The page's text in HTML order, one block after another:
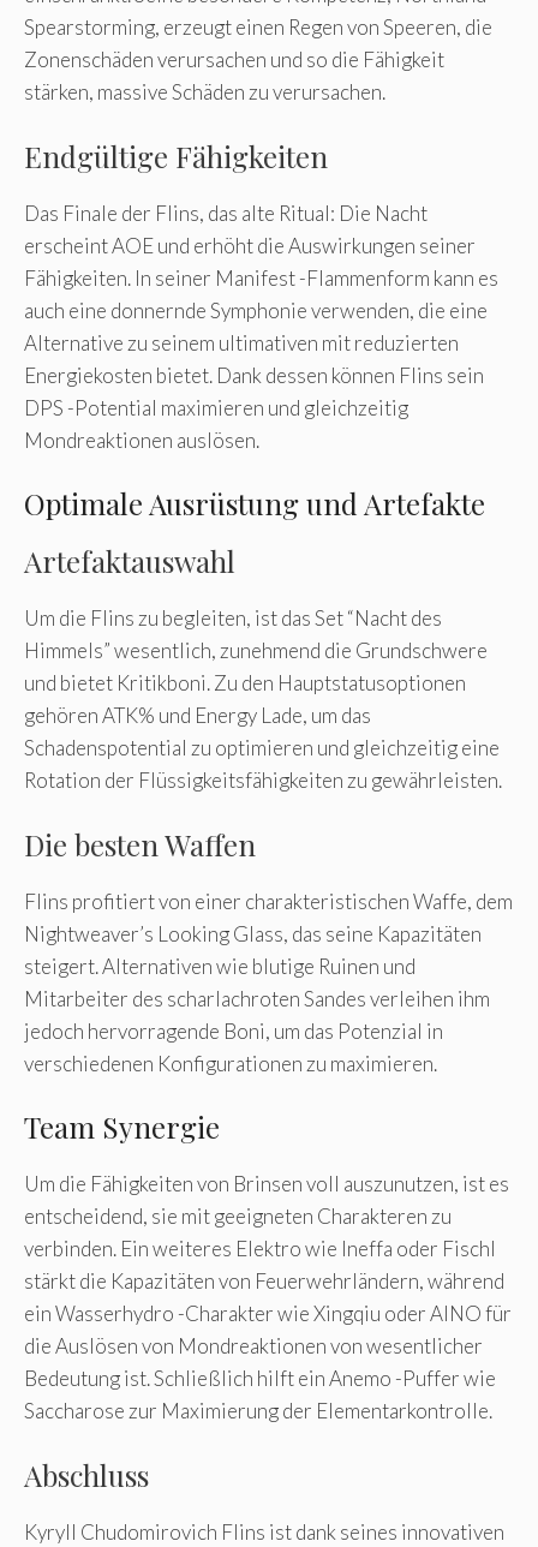
Spearstorming, erzeugt einen Regen von Speeren, die
Zonenschäden verursachen und so die Fähigkeit
stärken, massive Schäden zu verursachen.
Endgültige Fähigkeiten
Das Finale der Flins, das alte Ritual: Die Nacht
erscheint AOE und erhöht die Auswirkungen seiner
Fähigkeiten. In seiner Manifest -Flammenform kann es
auch eine donnernde Symphonie verwenden, die eine
Alternative zu seinem ultimativen mit reduzierten
Energiekosten bietet. Dank dessen können Flins sein
DPS -Potential maximieren und gleichzeitig
Mondreaktionen auslösen.
Optimale Ausrüstung und Artefakte
Artefaktauswahl
Um die Flins zu begleiten, ist das Set “Nacht des
Himmels” wesentlich, zunehmend die Grundschwere
und bietet Kritikboni. Zu den Hauptstatusoptionen
gehören ATK% und Energy Lade, um das
Schadenspotential zu optimieren und gleichzeitig eine
Rotation der Flüssigkeitsfähigkeiten zu gewährleisten.
Die besten Waffen
Flins profitiert von einer charakteristischen Waffe, dem
Nightweaver’s Looking Glass, das seine Kapazitäten
steigert. Alternativen wie blutige Ruinen und
Mitarbeiter des scharlachroten Sandes verleihen ihm
jedoch hervorragende Boni, um das Potenzial in
verschiedenen Konfigurationen zu maximieren.
Team Synergie
Um die Fähigkeiten von Brinsen voll auszunutzen, ist es
entscheidend, sie mit geeigneten Charakteren zu
verbinden. Ein weiteres Elektro wie Ineffa oder Fischl
stärkt die Kapazitäten von Feuerwehrländern, während
ein Wasserhydro -Charakter wie Xingqiu oder AINO für
die Auslösen von Mondreaktionen von wesentlicher
Bedeutung ist. Schließlich hilft ein Anemo -Puffer wie
Saccharose zur Maximierung der Elementarkontrolle.
Abschluss
Kyryll Chudomirovich Flins ist dank seines innovativen